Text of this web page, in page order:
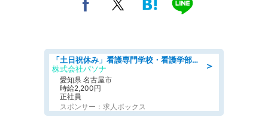
＞
「土日祝休み」看護専門学校・看護学部での教員業務/高時給/要資格:保健師、正看護師
株式会社パソナ
愛知県 名古屋市
時給2,200円
正社員
スポンサー：求人ボックス